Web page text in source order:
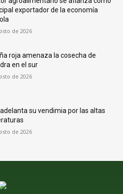
exportador de la economía
de 2026
roja amenaza la cosecha de
en el sur
de 2026
su vendimia por las altas
de 2026